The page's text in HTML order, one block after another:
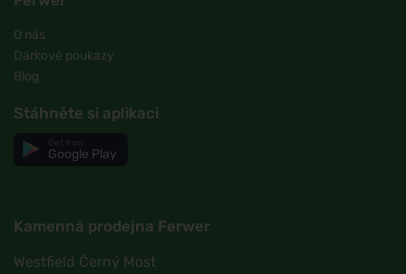
O nás
Dárkové poukazy
Blog
Stáhněte si aplikaci
Google Play
Kamenná prodejna Ferwer
Westfield Černý Most